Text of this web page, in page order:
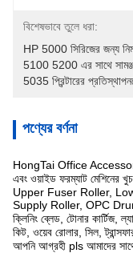
বিশেষভাবে তুলে ধরা:
HP 5000 সিরিজের জন্য
5100 5200 এর সাথে
5035 প্রিন্টারের
পণ্যের বর্ণনা
HongTai Office Accessories
এবং ওয়াইড ফরম্যাট মেশিনের
Upper Fuser Roller,
Supply Roller, OPC
ক্লিনিং ব্লেড, টোনার কার্টিজ,
কিট, ওয়েব রোলার, সিল,
আপনি আগ্রহী pls আমাদের সাথে